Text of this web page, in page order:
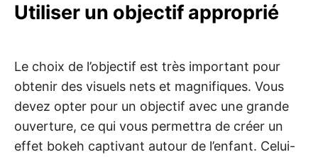
Utiliser un objectif approprié
Le choix de l’objectif est très important pour
obtenir des visuels nets et magnifiques. Vous
devez opter pour un objectif avec une grande
ouverture, ce qui vous permettra de créer un
effet bokeh captivant autour de l’enfant. Celui-